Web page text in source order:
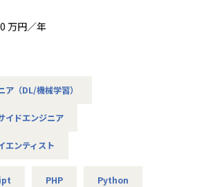
」の開発からスタートし、今後は
ジェントやRAGなど、
術の実装へと進化していくフェーズ
まで継続して関与できるのが最大の
結する、やりがいある開発環境がこ
万円／年
ア（DL/機械学習）
イドエンジニア
エンティスト
PHP Python